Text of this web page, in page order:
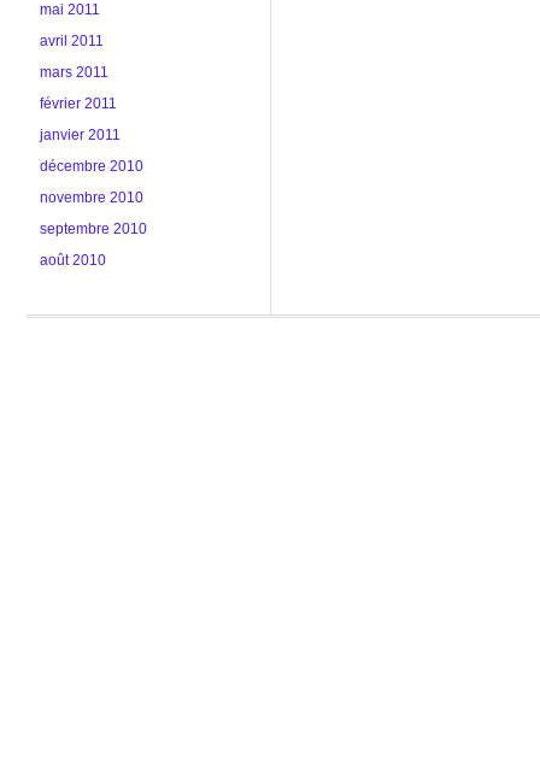
mai 2011
avril 2011
mars 2011
février 2011
janvier 2011
décembre 2010
novembre 2010
septembre 2010
août 2010